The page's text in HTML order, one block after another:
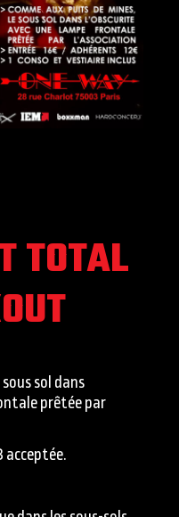
TOTAL
sol dans
prêtée par
acceptée.